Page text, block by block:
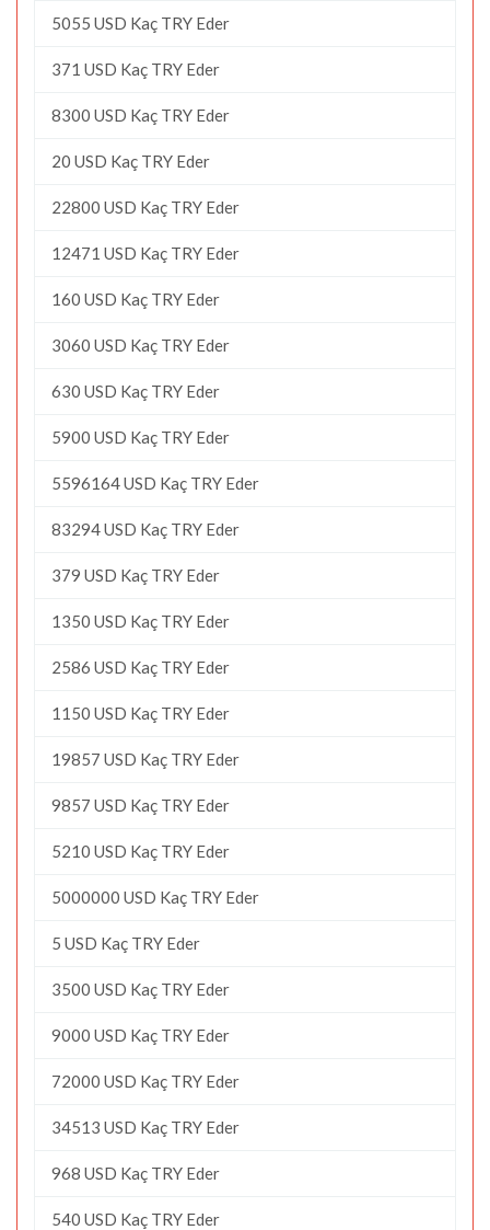
5055 USD Kaç TRY Eder
371 USD Kaç TRY Eder
8300 USD Kaç TRY Eder
20 USD Kaç TRY Eder
22800 USD Kaç TRY Eder
12471 USD Kaç TRY Eder
160 USD Kaç TRY Eder
3060 USD Kaç TRY Eder
630 USD Kaç TRY Eder
5900 USD Kaç TRY Eder
5596164 USD Kaç TRY Eder
83294 USD Kaç TRY Eder
379 USD Kaç TRY Eder
1350 USD Kaç TRY Eder
2586 USD Kaç TRY Eder
1150 USD Kaç TRY Eder
19857 USD Kaç TRY Eder
9857 USD Kaç TRY Eder
5210 USD Kaç TRY Eder
5000000 USD Kaç TRY Eder
5 USD Kaç TRY Eder
3500 USD Kaç TRY Eder
9000 USD Kaç TRY Eder
72000 USD Kaç TRY Eder
34513 USD Kaç TRY Eder
968 USD Kaç TRY Eder
540 USD Kaç TRY Eder